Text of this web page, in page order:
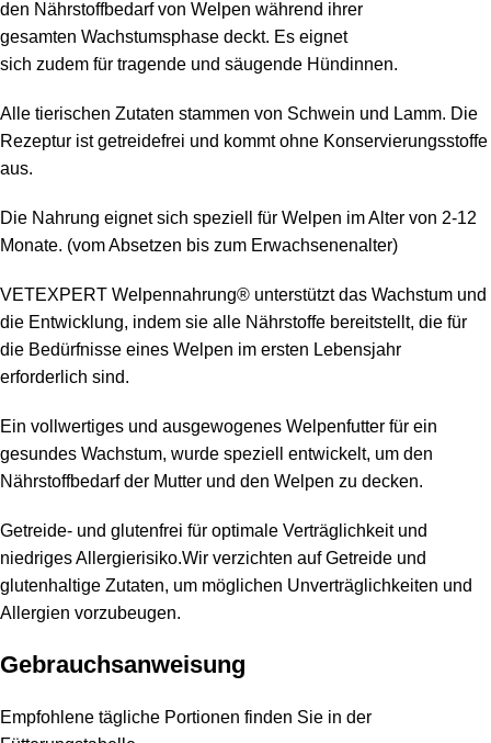
den Nährstoffbedarf von Welpen während ihrer
gesamten Wachstumsphase deckt. Es eignet
sich zudem für tragende und säugende Hündinnen.
Alle tierischen Zutaten stammen von Schwein und Lamm. Die
Rezeptur ist getreidefrei und kommt ohne Konservierungsstoffe
aus.
Die Nahrung eignet sich speziell für Welpen im Alter von 2-12
Monate. (vom Absetzen bis zum Erwachsenenalter)
VETEXPERT Welpennahrung® unterstützt das Wachstum und
die Entwicklung, indem sie alle Nährstoffe bereitstellt, die für
die Bedürfnisse eines Welpen im ersten Lebensjahr
erforderlich sind.
Ein vollwertiges und ausgewogenes Welpenfutter für ein
gesundes Wachstum, wurde speziell entwickelt, um den
Nährstoffbedarf der Mutter und den Welpen zu decken.
Getreide- und glutenfrei für optimale Verträglichkeit und
niedriges Allergierisiko.Wir verzichten auf Getreide und
glutenhaltige Zutaten, um möglichen Unverträglichkeiten und
Allergien vorzubeugen.
Gebrauchsanweisung
Empfohlene tägliche Portionen finden Sie in der